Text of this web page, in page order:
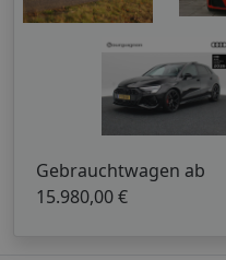
Gebrauchtwagen ab
15.980,00 €